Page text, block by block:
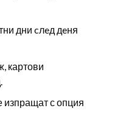
дни cлeд дeня
картови
изпращат с опция